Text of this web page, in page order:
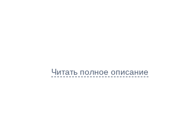
Читать полное описание